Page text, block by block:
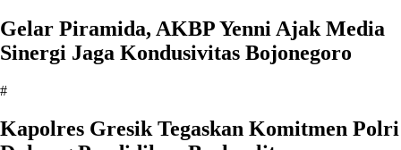
Gelar Piramida, AKBP Yenni Ajak Media
Sinergi Jaga Kondusivitas Bojonegoro
#
Kapolres Gresik Tegaskan Komitmen Polri